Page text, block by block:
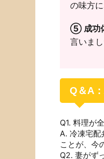
の味方
⑤ 成功
言いま
Q＆A
Q1. 料理が
A. 冷凍宅配
ことが、今
Q2. 妻がず